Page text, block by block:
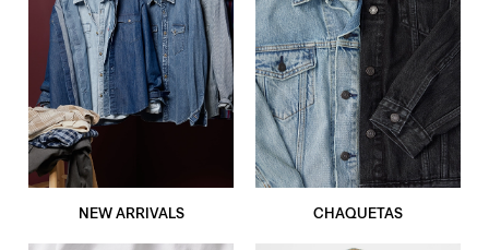
NEW ARRIVALS CHAQUETAS